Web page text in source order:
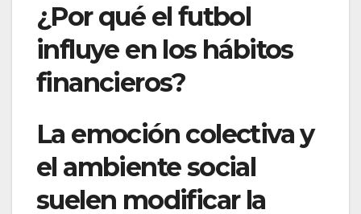
¿Por qué el futbol
influye en los hábitos
financieros?
La emoción colectiva y
el ambiente social
suelen modificar la